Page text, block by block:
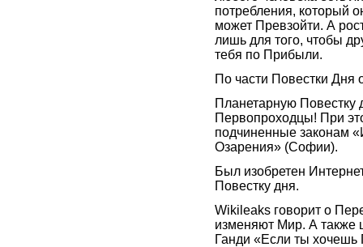
потребления, который
может Превзойти. А
лишь для того, чтобы
тебя по Прибыли.
По части Повестки Дня
Планетарную Повестку
Первопроходцы! При
подчиненные законам
Озарения» (Софии).
Был изобретен
Повестку дня.
Wikileaks говорит о
изменяют Мир. А также
Ганди «Если ты